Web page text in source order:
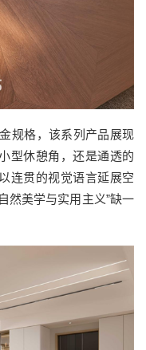
规格，该系列产品展现
型休憩角，还是通透的
连贯的视觉语言延展空
然美学与实用主义”缺一